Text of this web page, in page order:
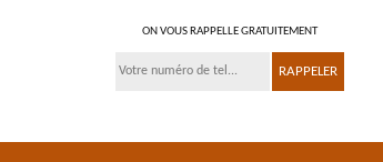
ON VOUS RAPPELLE GRATUITEMENT